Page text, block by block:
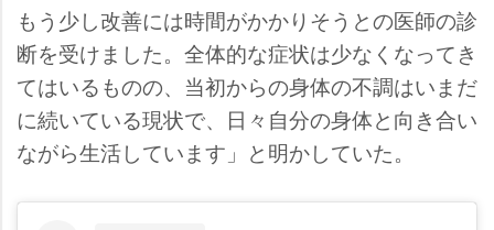
もう少し改善には時間がかかりそうとの医師の診
断を受けました。全体的な症状は少なくなってき
てはいるものの、当初からの身体の不調はいまだ
に続いている現状で、日々自分の身体と向き合い
ながら生活しています」と明かしていた。